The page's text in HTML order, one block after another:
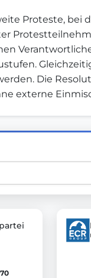
explore
Proteste, bei
Die
externe